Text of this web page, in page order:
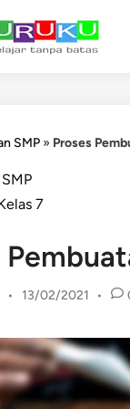
SMP » Proses
7
• 13/02/2021 •